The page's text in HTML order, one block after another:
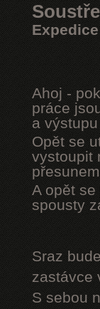
Ahoj -
práce
a
Opět se
vystoupit
A opět
spousty
Sraz
zastávce
S sebou